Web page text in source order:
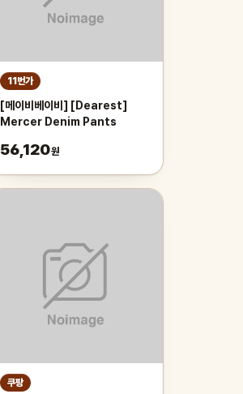
11번가
[메이비베이비] [Dearest]
Mercer Denim Pants
56,120원
쿠팡